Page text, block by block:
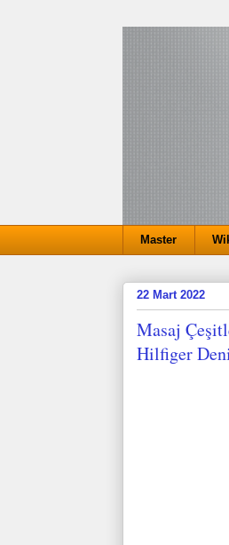
Master
22 Mart 2022
Masaj
Hilfiger